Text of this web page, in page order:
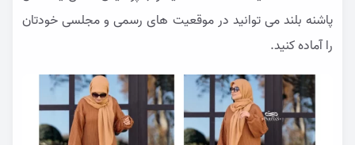
پاشنه بلند می توانید در موقعیت های رسمی و مجلسی خودتان
را آماده کنید.